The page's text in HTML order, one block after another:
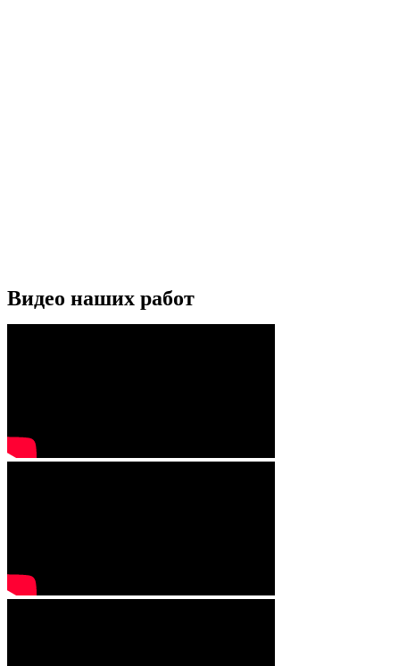
Видео наших работ